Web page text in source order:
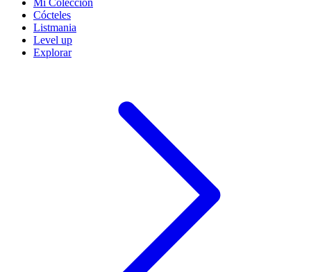
Cócteles
Listmania
Level up
Explorar